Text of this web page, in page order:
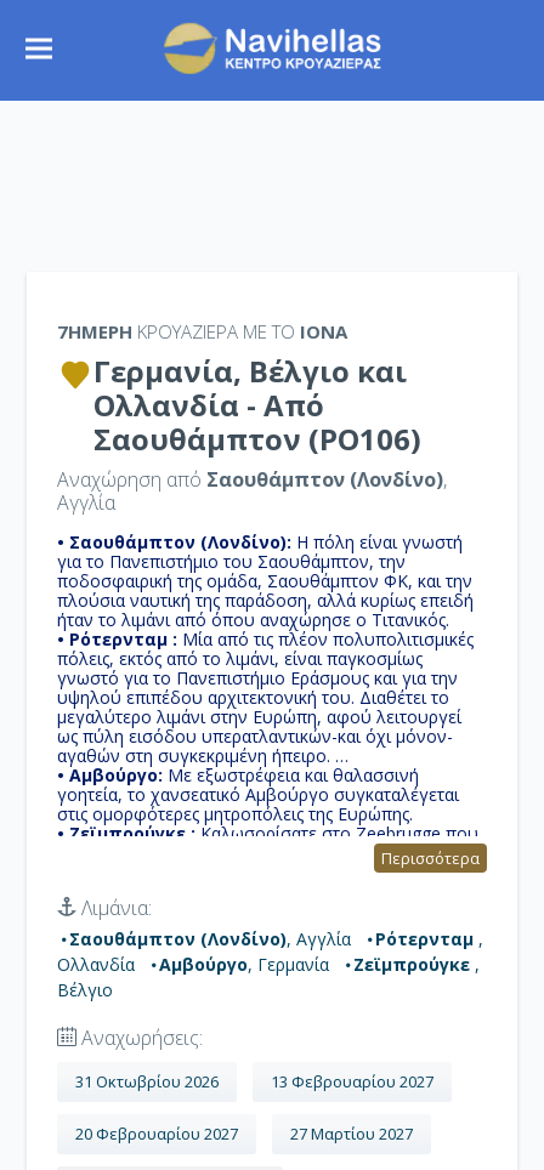
7ΉΜΕΡΗ ΚΡΟΥΑΖΙΕΡΑ ΜΕ ΤΟ IONA
Γερμανία, Βέλγιο και
Ολλανδία - Από
Σαουθάμπτον (PO106)
Αναχώρηση από Σαουθάμπτον (Λονδίνο),
Αγγλία
• Σαουθάμπτον (Λονδίνο): H πόλη είναι γνωστή
για το Πανεπιστήμιο του Σαουθάμπτον, την
ποδοσφαιρική της ομάδα, Σαουθάμπτον ΦΚ, και την
πλούσια ναυτική της παράδοση, αλλά κυρίως επειδή
ήταν το λιμάνι από όπου αναχώρησε ο Τιτανικός.
• Ρότερνταμ : Μία από τις πλέον πολυπολιτισμικές
πόλεις, εκτός από το λιμάνι, είναι παγκοσμίως
γνωστό για το Πανεπιστήμιο Εράσμους και για την
υψηλού επιπέδου αρχιτεκτονική του. Διαθέτει το
μεγαλύτερο λιμάνι στην Ευρώπη, αφού λειτουργεί
ως πύλη εισόδου υπερατλαντικών-και όχι μόνον-
αγαθών στη συγκεκριμένη ήπειρο.
• Αμβούργο: Με εξωστρέφεια και θαλασσινή
γοητεία, το χανσεατικό Αμβούργο συγκαταλέγεται
στις ομορφότερες μητροπόλεις της Ευρώπης.
• Ζεϊμπρούγκε : Καλωσορίσατε στο Zeebrugge που
Βελγίου, ένα υπέροχο παραθαλάσσιο θέρετρο με
ξενοδοχεία, καφετέριες, μαρίνα και παραλία.
Περισσότερα
Λιμάνια:
Σαουθάμπτον (Λονδίνο), Αγγλία Ρότερνταμ ,
Ολλανδία
Αμβούργο, Γερμανία Ζεϊμπρούγκε ,
Βέλγιο
Αναχωρήσεις:
31 Οκτωβρίου 2026 13 Φεβρουαρίου 2027
20 Φεβρουαρίου 2027 27 Μαρτίου 2027